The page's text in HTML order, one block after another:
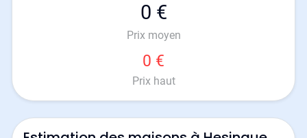
0 €
Prix moyen
0 €
Prix haut